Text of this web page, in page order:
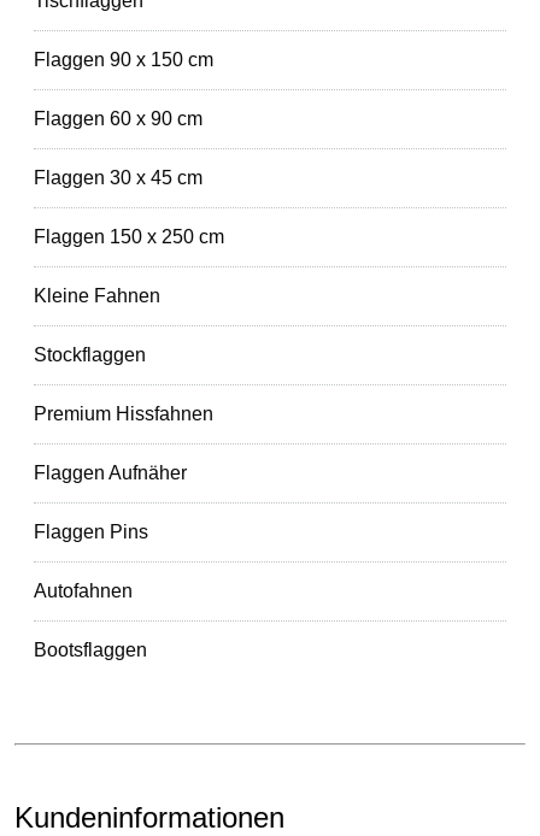
Flaggen 90 x 150 cm
Flaggen 60 x 90 cm
Flaggen 30 x 45 cm
Flaggen 150 x 250 cm
Kleine Fahnen
Stockflaggen
Premium Hissfahnen
Flaggen Aufnäher
Flaggen Pins
Autofahnen
Bootsflaggen
Kundeninformationen